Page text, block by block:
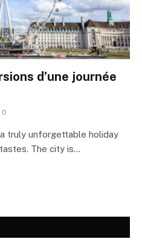
d’une journée
0
truly unforgettable holiday
The city is…